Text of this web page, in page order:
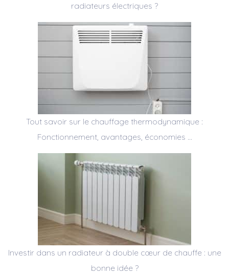
radiateurs électriques ?
Tout savoir sur le chauffage thermodynamique :
Fonctionnement, avantages, économies …
Investir dans un radiateur à double cœur de chauffe : une
bonne idée ?